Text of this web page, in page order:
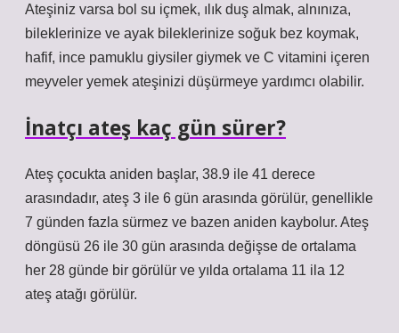
Ateşiniz varsa bol su içmek, ılık duş almak, alnınıza,
bileklerinize ve ayak bileklerinize soğuk bez koymak,
hafif, ince pamuklu giysiler giymek ve C vitamini içeren
meyveler yemek ateşinizi düşürmeye yardımcı olabilir.
İnatçı ateş kaç gün sürer?
Ateş çocukta aniden başlar, 38.9 ile 41 derece
arasındadır, ateş 3 ile 6 gün arasında görülür, genellikle
7 günden fazla sürmez ve bazen aniden kaybolur. Ateş
döngüsü 26 ile 30 gün arasında değişse de ortalama
her 28 günde bir görülür ve yılda ortalama 11 ila 12
ateş atağı görülür.